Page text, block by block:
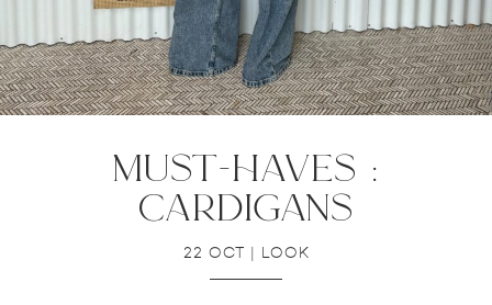
must-haves :
cardigans
22 OCT | LOOK